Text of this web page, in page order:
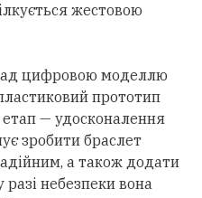
жестовою
цифровою моделлю
прототип
— удосконалення
зробити браслет
а також додати
разі небезпеки вона